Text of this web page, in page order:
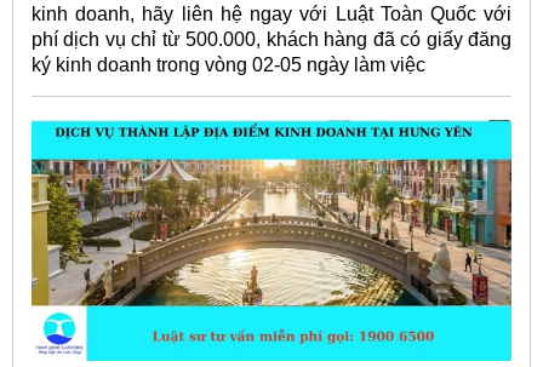
kinh doanh, hãy liên hệ ngay với Luật Toàn Quốc với
phí dịch vụ chỉ từ 500.000, khách hàng đã có giấy đăng
ký kinh doanh trong vòng 02-05 ngày làm việc